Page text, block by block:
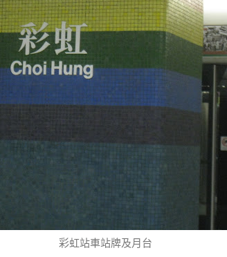
彩虹站車站牌及月台